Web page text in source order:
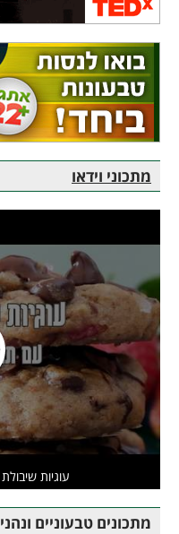
מתכוני וידאו
עוגיות
מתכונים טבעוניים